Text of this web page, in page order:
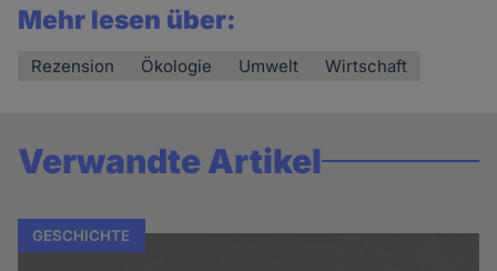
Mehr lesen über:
Rezension Ökologie Umwelt Wirtschaft
Verwandte Artikel
GESCHICHTE